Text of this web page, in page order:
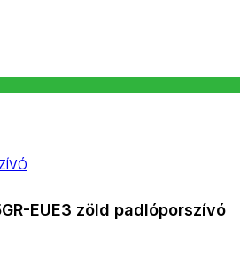
EUE3 zöld padlóporszívó